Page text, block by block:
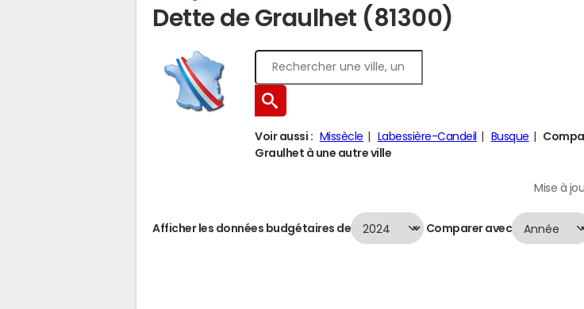
Dette de Graulhet (81300)
Voir aussi : Missècle Labessière-Candeil Busque
Graulhet à une autre ville
Mise à
Afficher les données budgétaires de Comparer avec